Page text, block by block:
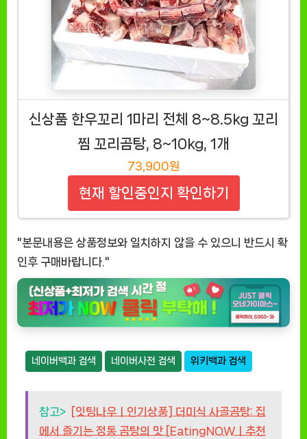
신상품 한우꼬리 1마리 전체 8~8.5kg 꼬리
찜 꼬리곰탕, 8~10kg, 1개
73,900원
현재 할인중인지 확인하기
"본문내용은 상품정보와 일치하지 않을 수 있으니 반드시 확
인후 구매바랍니다."
네이버백과 검색 네이버사전 검색 위키백과 검색
참고> [잇팅나우ㅣ인기상품] 더미식 사골곰탕: 집
에서 즐기는 정통 곰탕의 맛 [EatingNOWㅣ추천